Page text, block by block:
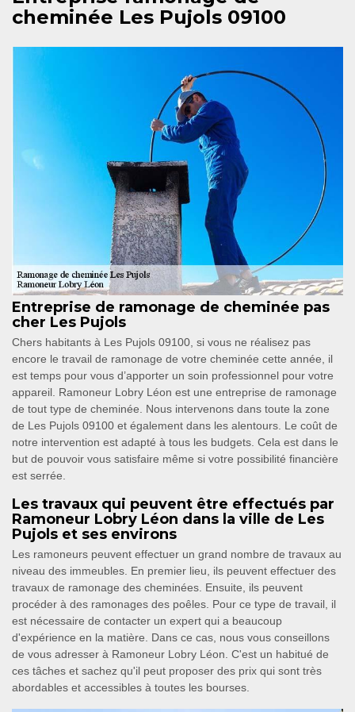
cheminée Les Pujols 09100
Entreprise de ramonage de cheminée pas
cher Les Pujols
Chers habitants à Les Pujols 09100, si vous ne réalisez pas
encore le travail de ramonage de votre cheminée cette année, il
est temps pour vous d’apporter un soin professionnel pour votre
appareil. Ramoneur Lobry Léon est une entreprise de ramonage
de tout type de cheminée. Nous intervenons dans toute la zone
de Les Pujols 09100 et également dans les alentours. Le coût de
notre intervention est adapté à tous les budgets. Cela est dans le
but de pouvoir vous satisfaire même si votre possibilité financière
est serrée.
Les travaux qui peuvent être effectués par
Ramoneur Lobry Léon dans la ville de Les
Pujols et ses environs
Les ramoneurs peuvent effectuer un grand nombre de travaux au
niveau des immeubles. En premier lieu, ils peuvent effectuer des
travaux de ramonage des cheminées. Ensuite, ils peuvent
procéder à des ramonages des poêles. Pour ce type de travail, il
est nécessaire de contacter un expert qui a beaucoup
d'expérience en la matière. Dans ce cas, nous vous conseillons
de vous adresser à Ramoneur Lobry Léon. C'est un habitué de
ces tâches et sachez qu'il peut proposer des prix qui sont très
abordables et accessibles à toutes les bourses.